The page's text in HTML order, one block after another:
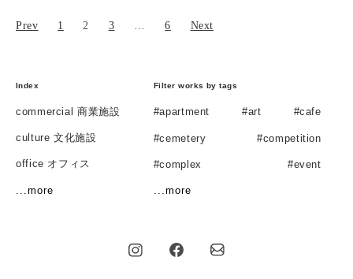
...more
Prev 1 2 3 6 Next
Index
...more
commercial 商業施設
culture 文化施設
office オフィス
residential 住宅
Filter works by tags
...more
#apartment #art #cafe
#cemetery #competition
#complex #event
#exhibition
#interior